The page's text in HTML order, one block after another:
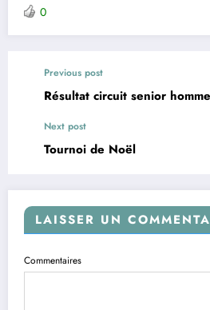
0
Previous post
Résultat circuit senior
Next post
Tournoi de Noël
LAISSER UN
Commentaires